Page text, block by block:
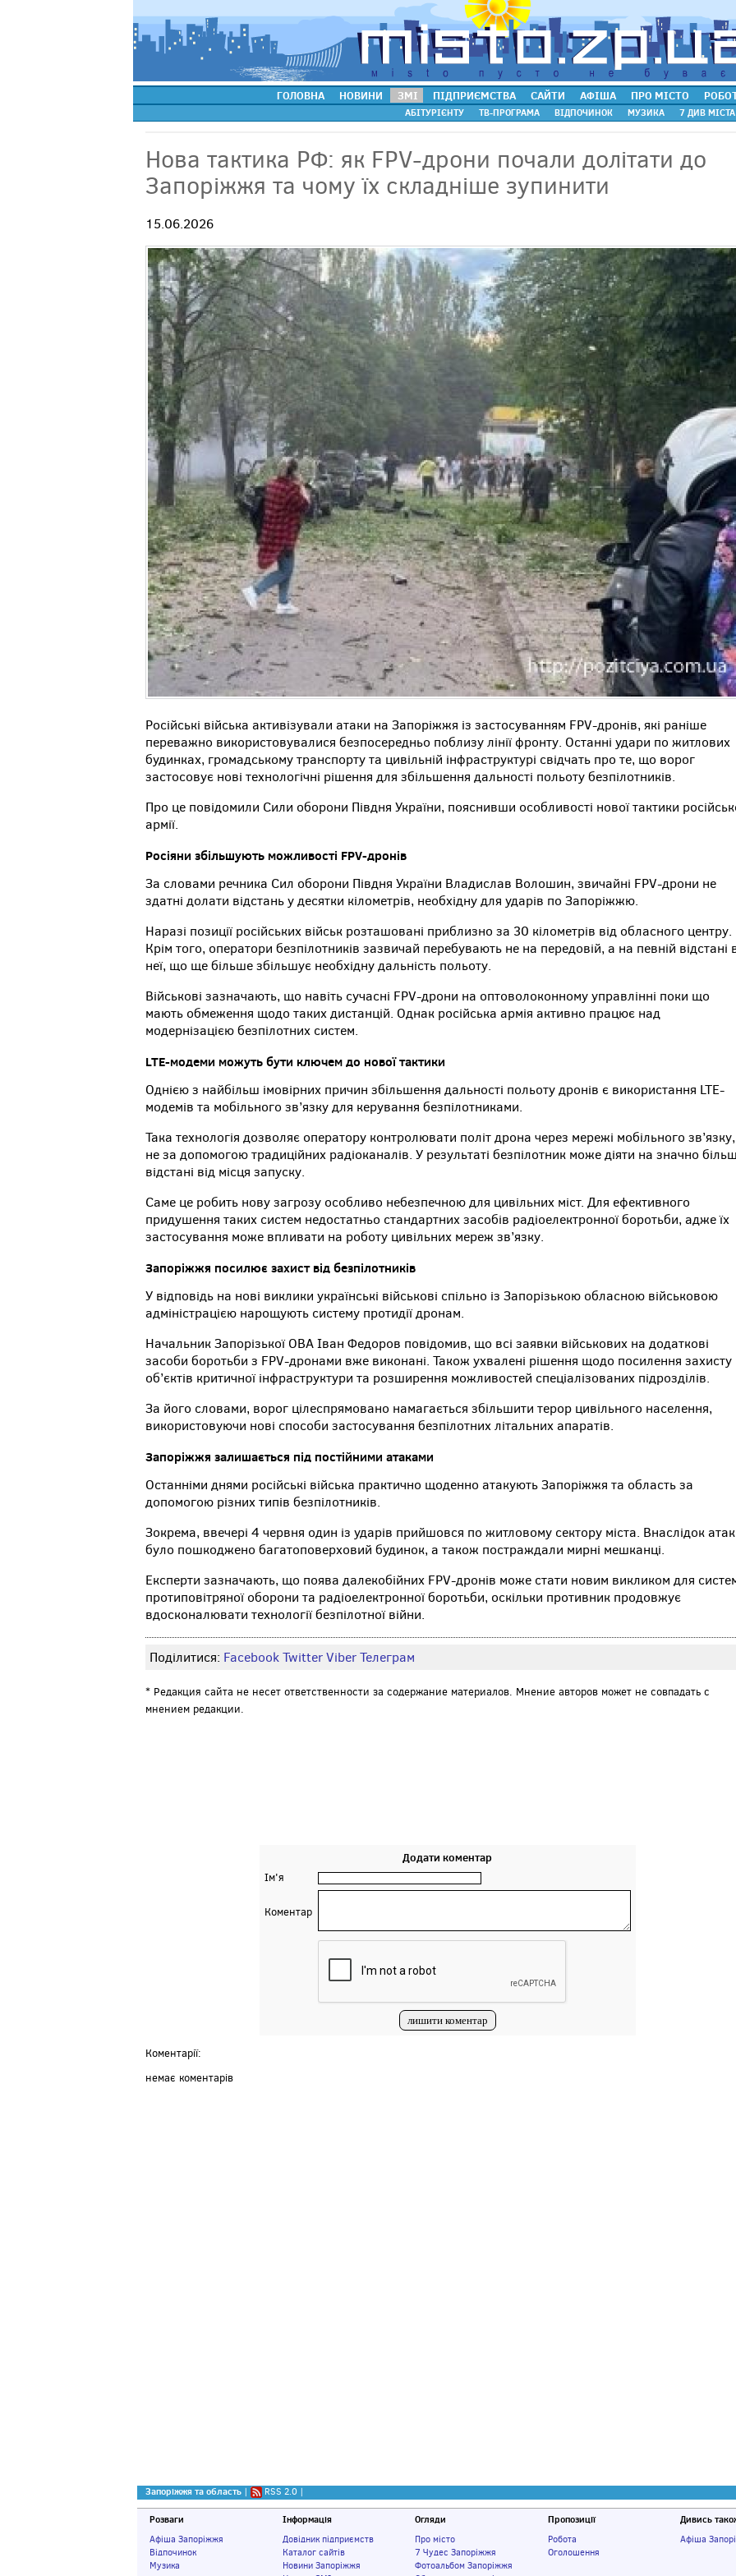
ГОЛОВНА НОВИНИ ЗМІ ПІДПРИЄМСТВА САЙТИ АФІША ПРО МІСТО
АБІТУРІЄНТУ ТВ-ПРОГРАМА ВІДПОЧИНОК МУЗИКА 7 ДИВ МІСТА
Нова тактика РФ: як FPV-дрони почали долітати до
Запоріжжя та чому їх складніше зупинити
15.06.2026
Російські війська активізували атаки на Запоріжжя із застосуванням FPV-дронів, які раніше
переважно використовувалися безпосередньо поблизу лінії фронту. Останні удари по житлових
будинках, громадському транспорту та цивільній інфраструктурі свідчать про те, що ворог
застосовує нові технологічні рішення для збільшення дальності польоту безпілотників.
Про це повідомили Сили оборони Півдня України, пояснивши особливості нової тактики
армії.
Росіяни збільшують можливості FPV-дронів
За словами речника Сил оборони Півдня України Владислав Волошин, звичайні FPV-дрони не
здатні долати відстань у десятки кілометрів, необхідну для ударів по Запоріжжю.
Наразі позиції російських військ розташовані приблизно за 30 кілометрів від обласного центру.
Крім того, оператори безпілотників зазвичай перебувають не на передовій, а на певній відстані
неї, що ще більше збільшує необхідну дальність польоту.
Військові зазначають, що навіть сучасні FPV-дрони на оптоволоконному управлінні поки що
мають обмеження щодо таких дистанцій. Однак російська армія активно працює над
модернізацією безпілотних систем.
LTE-модеми можуть бути ключем до нової тактики
Однією з найбільш імовірних причин збільшення дальності польоту дронів є використання LTE-
модемів та мобільного зв’язку для керування безпілотниками.
Така технологія дозволяє оператору контролювати політ дрона через мережі мобільного
не за допомогою традиційних радіоканалів. У результаті безпілотник може діяти на значно
відстані від місця запуску.
Саме це робить нову загрозу особливо небезпечною для цивільних міст. Для ефективного
придушення таких систем недостатньо стандартних засобів радіоелектронної боротьби, адже їх
застосування може впливати на роботу цивільних мереж зв’язку.
Запоріжжя посилює захист від безпілотників
У відповідь на нові виклики українські військові спільно із Запорізькою обласною військовою
адміністрацією нарощують систему протидії дронам.
Начальник Запорізької ОВА Іван Федоров повідомив, що всі заявки військових на додаткові
засоби боротьби з FPV-дронами вже виконані. Також ухвалені рішення щодо посилення захисту
об’єктів критичної інфраструктури та розширення можливостей спеціалізованих підрозділів.
За його словами, ворог цілеспрямовано намагається збільшити терор цивільного населення,
використовуючи нові способи застосування безпілотних літальних апаратів.
Запоріжжя залишається під постійними атаками
Останніми днями російські війська практично щоденно атакують Запоріжжя та область за
допомогою різних типів безпілотників.
Зокрема, ввечері 4 червня один із ударів прийшовся по житловому сектору міста. Внаслідок
було пошкоджено багатоповерховий будинок, а також постраждали мирні мешканці.
Експерти зазначають, що поява далекобійних FPV-дронів може стати новим викликом для
протиповітряної оборони та радіоелектронної боротьби, оскільки противник продовжує
вдосконалювати технології безпілотної війни.
Поділитися: FacebookTwitterViberТелеграм
* Редакция сайта не несет ответственности за содержание материалов. Мнение авторов может не совпадать с
мнением редакции.
Додати коментар
Ім'я
Коментар
Коментарії:
немає коментарів
Запоріжжя та область | RSS 2.0 |
Розваги
Афіша Запоріжжя
Відпочинок
Музика
Інформація
Довідник підприємств
Каталог сайтів
Новини Запоріжжя
Огляди
Про місто
7 Чудес Запоріжжя
Фотоальбом Запоріжжя
Пропозиції
Робота
Оголошення
Дивись
Афіша